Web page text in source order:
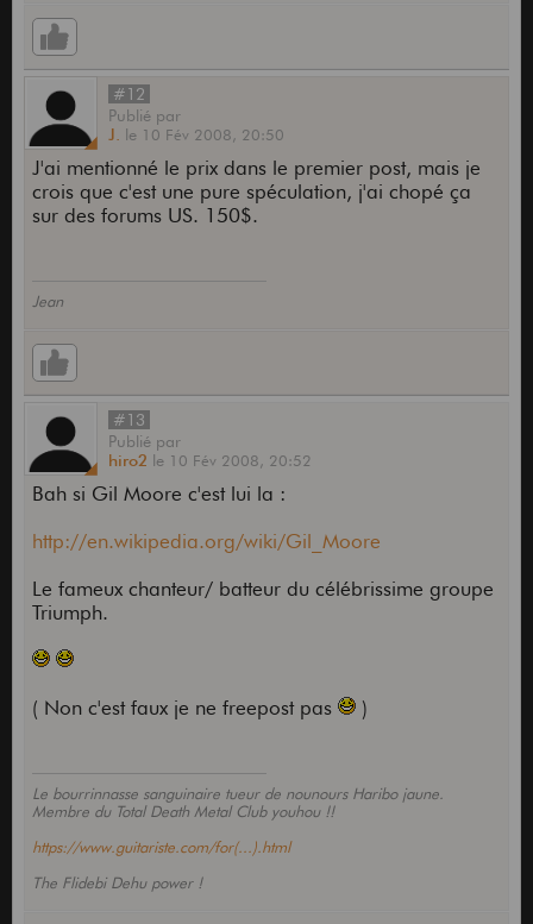
#12
Publié par
J.
le 10 Fév 2008, 20:50
J'ai mentionné le prix dans le premier post, mais je
crois que c'est une pure spéculation, j'ai chopé ça
sur des forums US. 150$.
Jean
#13
Publié par
hiro2 le 10 Fév 2008, 20:52
Bah si Gil Moore c'est lui la :
http://en.wikipedia.org/wiki/Gil_Moore
Le fameux chanteur/ batteur du célébrissime groupe
Triumph.
( Non c'est faux je ne freepost pas )
Le bourrinnasse sanguinaire tueur de nounours Haribo jaune.
Membre du Total Death Metal Club youhou !!
https://www.guitariste.com/for(...).html
The Flidebi Dehu power !